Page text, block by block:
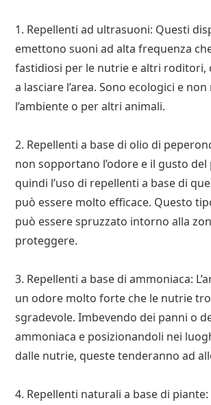
1. Repellenti ad ultrasuoni: Questi
emettono suoni ad alta frequenza
fastidiosi per le nutrie e altri roditori,
a lasciare l’area. Sono ecologici e
l’ambiente o per altri animali.
2. Repellenti a base di olio di
non sopportano l’odore e il gusto
quindi l’uso di repellenti a base di
può essere molto efficace. Questo
può essere spruzzato intorno alla
proteggere.
3. Repellenti a base di ammoniaca:
un odore molto forte che le nutrie
sgradevole. Imbevendo dei panni o
ammoniaca e posizionandoli nei
dalle nutrie, queste tenderanno ad
4. Repellenti naturali a base di